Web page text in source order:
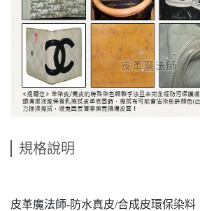
規格說明
皮革魔法師-防水真皮/合成皮環保染料